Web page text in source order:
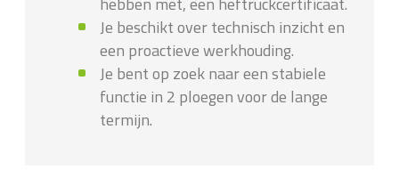
Je beschikt over technisch inzicht en
een proactieve werkhouding.
Je bent op zoek naar een stabiele
functie in 2 ploegen voor de lange
termijn.